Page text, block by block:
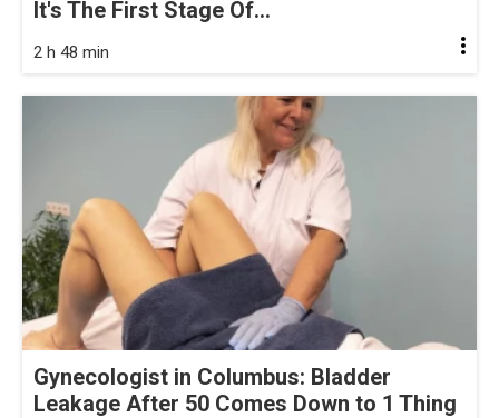
It's The First Stage Of...
2 h 48 min
Gynecologist in Columbus: Bladder
Leakage After 50 Comes Down to 1 Thing